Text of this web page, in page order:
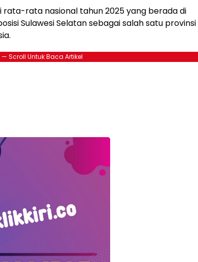
rata nasional tahun 2025 yang berada di
Sulawesi Selatan sebagai salah satu provinsi
Scroll Untuk Baca Artikel